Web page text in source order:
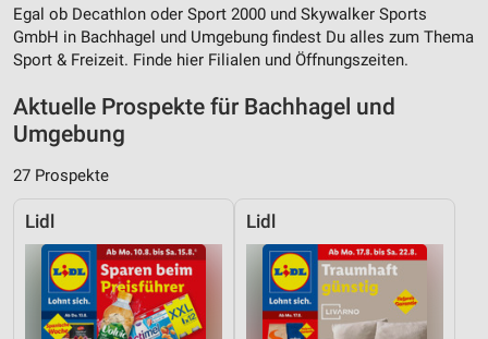
Egal ob Decathlon oder Sport 2000 und Skywalker Sports
GmbH in Bachhagel und Umgebung findest Du alles zum Thema
Sport & Freizeit. Finde hier Filialen und Öffnungszeiten.
Aktuelle Prospekte für Bachhagel und
Umgebung
27 Prospekte
Lidl Lidl